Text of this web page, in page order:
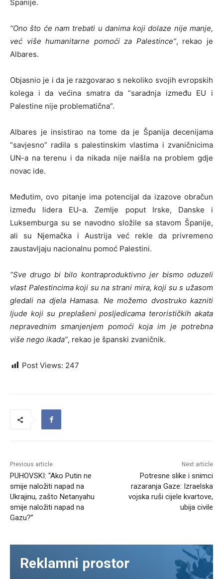
Španije.
“Ono što će nam trebati u danima koji dolaze nije manje,
već više humanitarne pomoći za Palestince”, rekao je
Albares.
Objasnio je i da je razgovarao s nekoliko svojih evropskih
kolega i da većina smatra da “saradnja između EU i
Palestine nije problematična”.
Albares je insistirao na tome da je Španija decenijama
“savjesno” radila s palestinskim vlastima i zvaničnicima
UN-a na terenu i da nikada nije naišla na problem gdje
novac ide.
Međutim, ovo pitanje ima potencijal da izazove obračun
između lidera EU-a. Zemlje poput Irske, Danske i
Luksemburga su se navodno složile sa stavom Španije,
ali su Njemačka i Austrija već rekle da privremeno
zaustavljaju nacionalnu pomoć Palestini.
“Sve drugo bi bilo kontraproduktivno jer bismo oduzeli
vlast Palestincima koji su na strani mira, koji su s užasom
gledali na djela Hamasa. Ne možemo dvostruko kazniti
ljude koji su preplašeni posljedicama terorističkih akata
nepravednim smanjenjem pomoći koja im je potrebna
više nego ikada”, rekao je španski zvaničnik.
Post Views: 247
Previous article
PUHOVSKI: “Ako Putin ne
smije naložiti napad na
Ukrajinu, zašto Netanyahu
smije naložiti napad na
Gazu?”
Next article
Potresne slike i snimci
razaranja Gaze: Izraelska
vojska ruši cijele kvartove,
ubija civile
Reklamni prostor